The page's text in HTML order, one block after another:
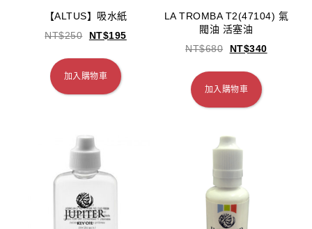
【ALTUS】吸水紙
NT$250 NT$195
加入購物車
LA TROMBA T2(47104) 氣
閥油 活塞油
NT$680 NT$340
加入購物車